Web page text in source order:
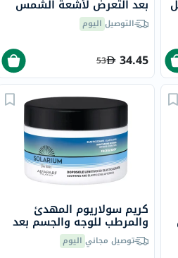
بعد التعرض لأشعة الشمس
200 ملالتوصيل اليوم
34.45
53
كريم سولاريوم المهدئ
والمرطب للوجه والجسم بعد
التعرض لأشعة الشمس 200
ملتوصيل مجاني اليوم